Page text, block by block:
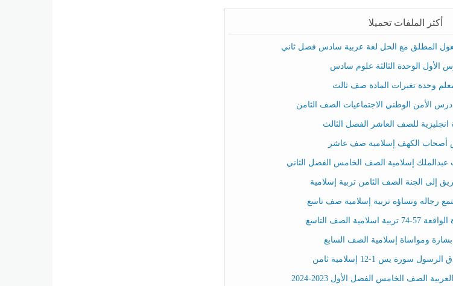
أكثر الملفات تحميلا
المطلق مع الحل لغة عربية سادس فصل ثاني
الأول الوحدة الثالثة علوم سادس
وحدة تغيرات المادة صف ثالث
الأمن الوطني الاجتماعيات الصف الثامن
انجليزية للصف العاشر الفصل الثالث
الكهف إسلامية صف عاشر
إسلامية الصف الخامس الفصل الثاني
إلى الجنة الصف الثامن تربية إسلامية
رجاله ونساؤه تربية إسلامية صف تاسع
الصف التاسع
ومواساة إسلامية الصف السابع
سورة يس 1-12 إسلامية ثامن
الصف الخامس الفصل الأول 2023-2024